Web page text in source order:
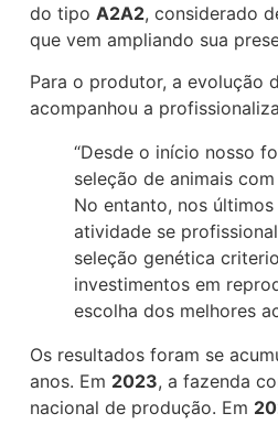
do tipoA2A2, considerado
que vem ampliando sua
Para o produtor, a evolução
acompanhou a
“Desde o início nosso
seleção de animais
No entanto, nos últimos
atividade se
seleção genética
investimentos em
escolha dos melhores
Os resultados foram se
anos. Em 2023, a fazenda
nacional de produção. Em